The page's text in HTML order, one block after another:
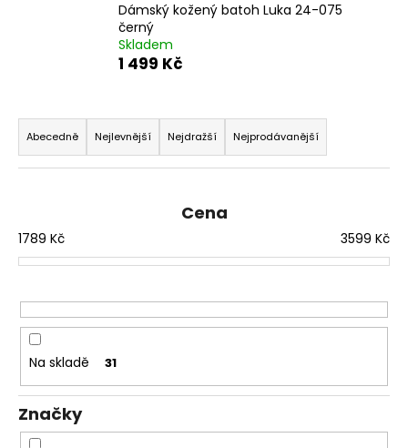
Dámský kožený batoh Luka 24-075
černý
Skladem
1 499 Kč
Ř
a
z
í
p
o
d
u
k
t
ů
Abecedně Nejlevnější Nejdražší Nejprodávanější
Cena
1789 Kč 3599 Kč
Na skladě 31
Značky
í
t
?
HLEDAT
D
o
p
o
r
u